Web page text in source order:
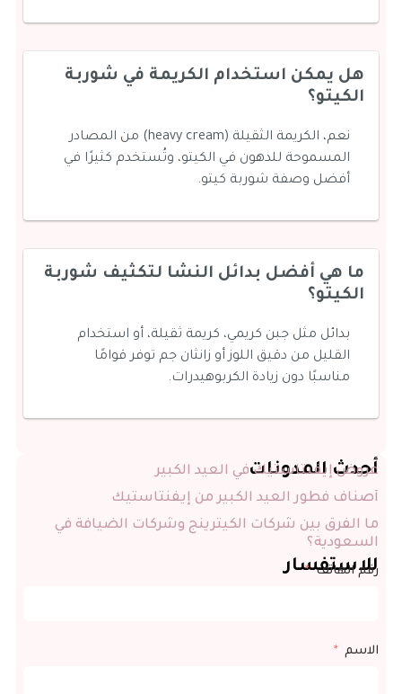
أحدث المدونات
عروض إيفنتاستيك في العيد الكبير
أصناف فطور العيد الكبير من إيفنتاستيك
ما الفرق بين شركات الكيترينج وشركات الضيافة في
السعودية؟
للاستفسار
رقم الهاتف
الاسم
هل يمكن استخدام الكريمة في شوربة
الكيتو؟
نعم، الكريمة الثقيلة (heavy cream) من المصادر
المسموحة للدهون في الكيتو، وتُستخدم كثيرًا في
أفضل وصفة شوربة كيتو.
ما هي أفضل بدائل النشا لتكثيف شوربة
الكيتو؟
بدائل مثل جبن كريمي، كريمة ثقيلة، أو استخدام
القليل من دقيق اللوز أو زانثان جم توفر قوامًا
مناسبًا دون زيادة الكربوهيدرات.